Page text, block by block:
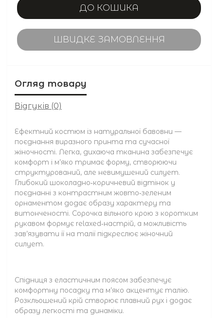
ДО КОШИКА
ШВИДКЕ ЗАМОВЛЕННЯ
Огляд товару
Відгуків (0)
Ефектний костюм із натуральної бавовни —
поєднання виразного принта та сучасної
жіночності. Легка, дихаюча тканина забезпечує
комфорт і м’яко тримає форму, створюючи
структурований, але невимушений силует.
Глибокий шоколадно‑коричневий відтінок у
поєднанні з контрастним жовто‑зеленим
орнаментом додає образу характеру та
витонченості. Сорочка вільного крою з коротким
рукавом формує relaxed‑настрій, а можливість
зав’язувати її на талії підкреслює жіночний
силует.
Спідниця з еластичним поясом забезпечує
комфортну посадку та м’яко акцентує талію.
Розкльошений крій створює плавний рух і додає
образу легкості та динаміки.